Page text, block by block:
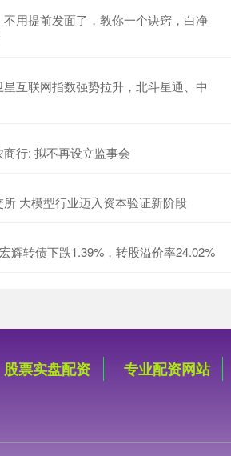
用提前发面了，教你一个诀窍，白净
互联网指数强势拉升，北斗星通、中
行: 拟不再设立监事会
大模型行业迈入资本验证新阶段
辉转债下跌1.39%，转股溢价率24.02%
股票实盘配资 专业配资网站